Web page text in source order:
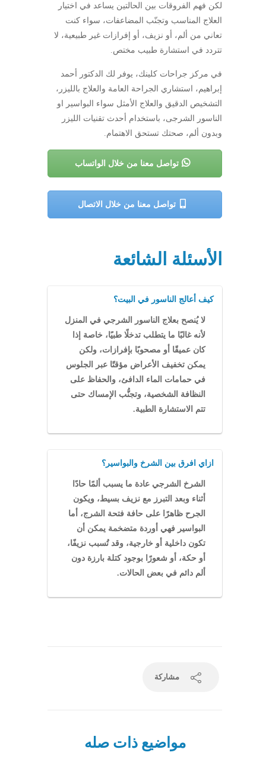
لكن فهم الفروقات بين الحالتين يساعد في اختيار
العلاج المناسب وتجنّب المضاعفات، سواء كنت
تعاني من ألم، أو نزيف، أو إفرازات غير طبيعية، لا
تتردد في استشارة طبيب مختص.
في مركز جراحات كلينك، يوفر لك الدكتور أحمد
إبراهيم، استشاري الجراحة العامة والعلاج بالليزر،
التشخيص الدقيق والعلاج الأمثل سواء البواسير او
الناسور الشرجى، باستخدام أحدث تقنيات الليزر
وبدون ألم، صحتك تستحق الاهتمام.
تواصل معنا من خلال الواتساب
تواصل معنا من خلال الاتصال
الأسئلة الشائعة
كيف أعالج الناسور في البيت؟
لا يُنصح بعلاج الناسور الشرجي في المنزل
لأنه غالبًا ما يتطلب تدخلًا طبيًا، خاصة إذا
كان عميقًا أو مصحوبًا بإفرازات، ولكن
يمكن تخفيف الأعراض مؤقتًا عبر الجلوس
في حمامات الماء الدافئ، والحفاظ على
النظافة الشخصية، وتجنُّب الإمساك حتى
تتم الاستشارة الطبية.
ازاي افرق بين الشرخ والبواسير؟
الشرخ الشرجي عادة ما يسبب ألمًا حادًا
أثناء وبعد التبرز مع نزيف بسيط، ويكون
الجرح ظاهرًا على حافة فتحة الشرج، أما
البواسير فهي أوردة متضخمة يمكن أن
تكون داخلية أو خارجية، وقد تُسبب نزيفًا،
أو حكة، أو شعورًا بوجود كتلة بارزة دون
ألم دائم في بعض الحالات.
مشاركة
مواضيع ذات صله